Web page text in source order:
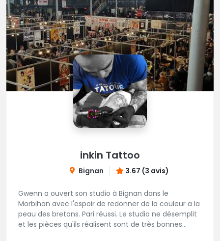
inkin Tattoo
Bignan 3.67 (3 avis)
Gwenn a ouvert son studio à Bignan dans le
Morbihan avec l'espoir de redonner de la couleur a la
peau des bretons. Pari réussi. Le studio ne désemplit
et les pièces qu'ils réalisent sont de très bonnes